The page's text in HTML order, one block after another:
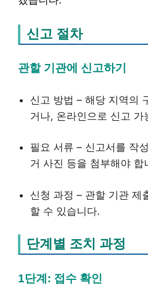
신고 절차
관할 기관에 신고하기
신고 방법 – 해당 지역의
거나, 온라인으로 신고 가
필요 서류 – 신고서를 작
거 사진 등을 첨부해야 합
신청 과정 – 관할 기관 제
할 수 있습니다.
단계별 조치 과정
1단계: 접수 확인